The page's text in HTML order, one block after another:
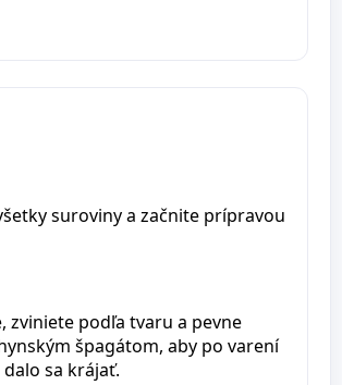
suroviny a začnite prípravou
zviniete podľa tvaru a pevne
špagátom, aby po varení
sa krájať.